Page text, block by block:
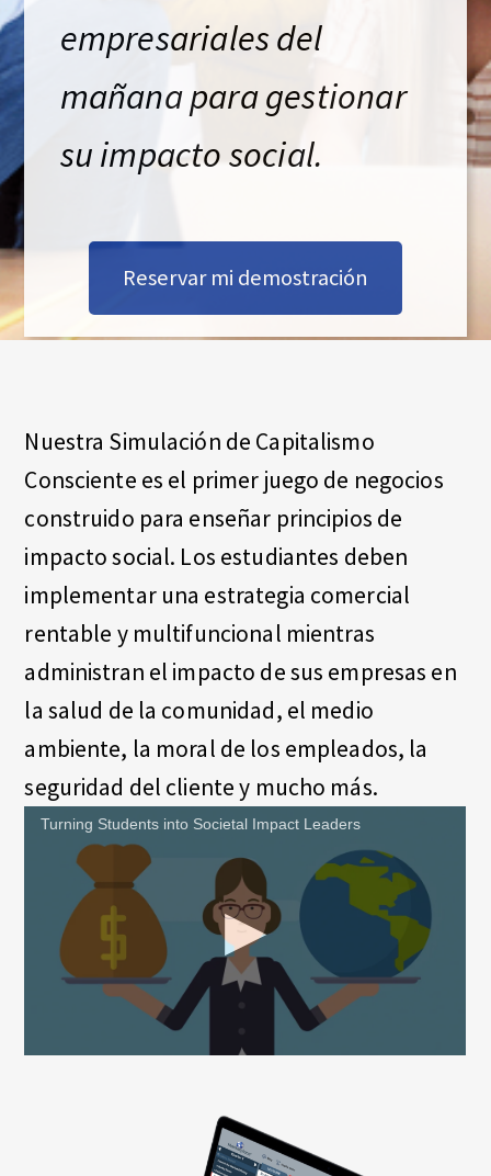
X
R
E
E
C
O
S
C
I
E
E
empresariales del
mañana para gestionar
su impacto social.
Reservar mi demostración
Nuestra Simulación de Capitalismo
Consciente es el primer juego de negocios
construido para enseñar principios de
impacto social. Los estudiantes deben
implementar una estrategia comercial
rentable y multifuncional mientras
administran el impacto de sus empresas en
la salud de la comunidad, el medio
ambiente, la moral de los empleados, la
seguridad del cliente y mucho más.
Turning Students into Societal Impact Leaders